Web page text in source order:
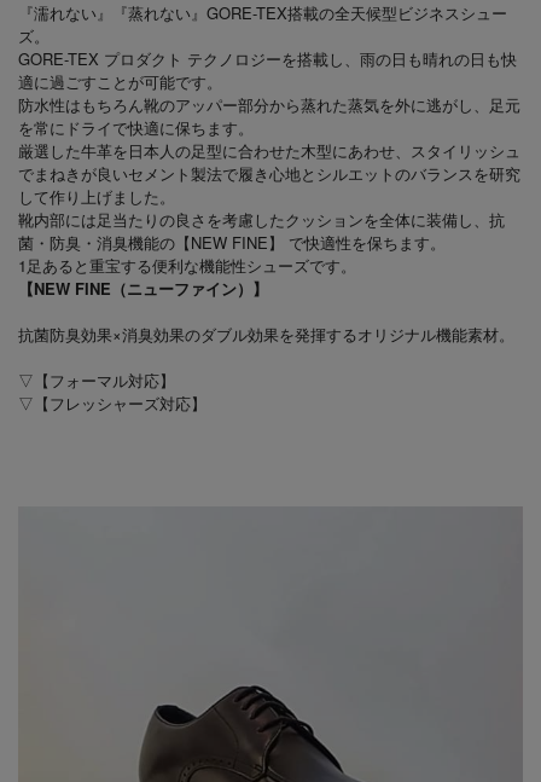
『濡れない』『蒸れない』GORE-TEX搭載の全天候型ビジネスシュー
ズ。
GORE-TEX プロダクト テクノロジーを搭載し、雨の日も晴れの日も快
適に過ごすことが可能です。
防水性はもちろん靴のアッパー部分から蒸れた蒸気を外に逃がし、足元
を常にドライで快適に保ちます。
厳選した牛革を日本人の足型に合わせた木型にあわせ、スタイリッシュ
でまねきが良いセメント製法で履き心地とシルエットのバランスを研究
して作り上げました。
靴内部には足当たりの良さを考慮したクッションを全体に装備し、抗
菌・防臭・消臭機能の【NEW FINE】 で快適性を保ちます。
1足あると重宝する便利な機能性シューズです。
【NEW FINE（ニューファイン）】
抗菌防臭効果×消臭効果のダブル効果を発揮するオリジナル機能素材。
▽【フォーマル対応】
▽【フレッシャーズ対応】